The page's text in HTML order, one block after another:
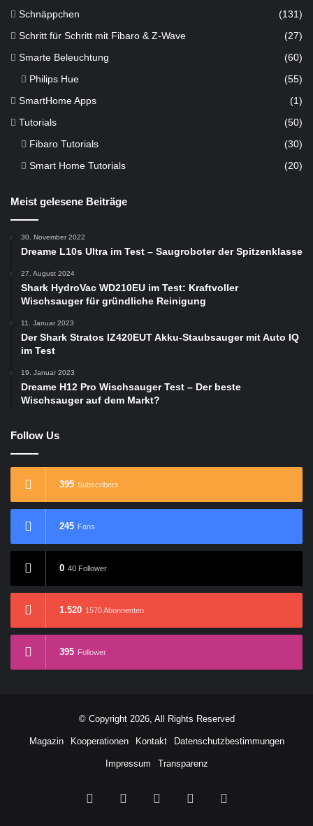
Schnäppchen (131)
Schritt für Schritt mit Fibaro & Z-Wave (27)
Smarte Beleuchtung (60)
Philips Hue (55)
SmartHome Apps (1)
Tutorials (50)
Fibaro Tutorials
(30)
Smart Home Tutorials
(20)
Meist gelesene Beiträge
30. November 2022
Dreame L10s Ultra im Test – Saugroboter der Spitzenklasse
27. August 2024
Shark HydroVac WD210EU im Test: Kraftvoller
Wischsauger für gründliche Reinigung
11. Januar 2023
Der Shark Stratos IZ420EUT Akku-Staubsauger mit Auto IQ
im Test
19. Januar 2023
Dreame H12 Pro Wischsauger Test – Der beste
Wischsauger auf dem Markt?
Follow Us
395 Subscribers
245 Fans
0 40 Follower
1.520 1570 Abonnenten
395 Follower
© Copyright 2026, All Rights Reserved
Magazin Kooperationen Kontakt Datenschutzbestimmungen
Impressum Transparenz
Facebook YouTube